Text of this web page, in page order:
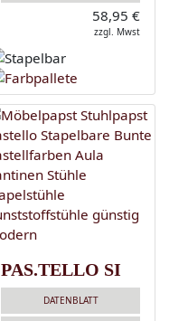
58,95 €
zzgl. Mwst
PAS.TELLO SI
DATENBLATT